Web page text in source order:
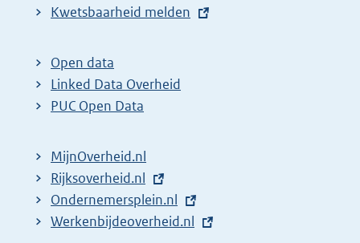
E
t
e
r
l
i
n
k
Kwetsbaarheid melden
Open data
Linked Data Overheid
PUC Open Data
MijnOverheid.nl
E
x
t
Rijksoverheid.nl
E
x
Ondernemersplein.nl
E
Werkenbijdeoverheid.nl